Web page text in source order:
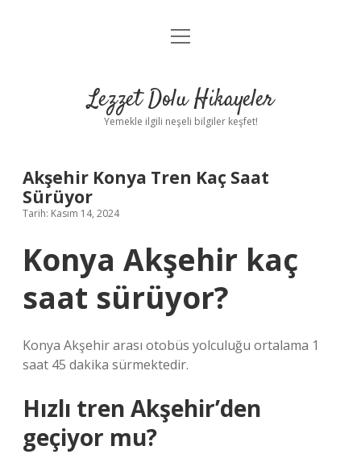
Anasayfa
Yasal Uyarı
menüyü
Lezzet Dolu Hikayeler
Yemekle ilgili neşeli bilgiler keşfet!
Akşehir Konya Tren Kaç Saat
Sürüyor
Tarih: Kasım 14, 2024
Konya Akşehir kaç
saat sürüyor?
Konya Akşehir arası otobüs yolculuğu ortalama 1
saat 45 dakika sürmektedir.
Hızlı tren Akşehir’den
geçiyor mu?